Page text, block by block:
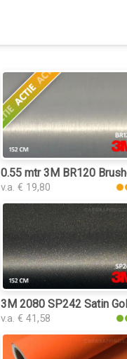
0.55 mtr 3M BR120
v.a. € 19,80
3M 2080 SP242 Satin
v.a. € 41,58